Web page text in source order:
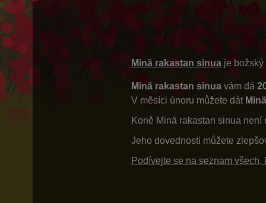
Minä rakastan sinua je božský
Minä rakastan sinua vám dá
V měsíci únoru můžete dát
Koně Minä rakastan sinua není
Jeho dovednosti můžete
Podívejte se na seznam